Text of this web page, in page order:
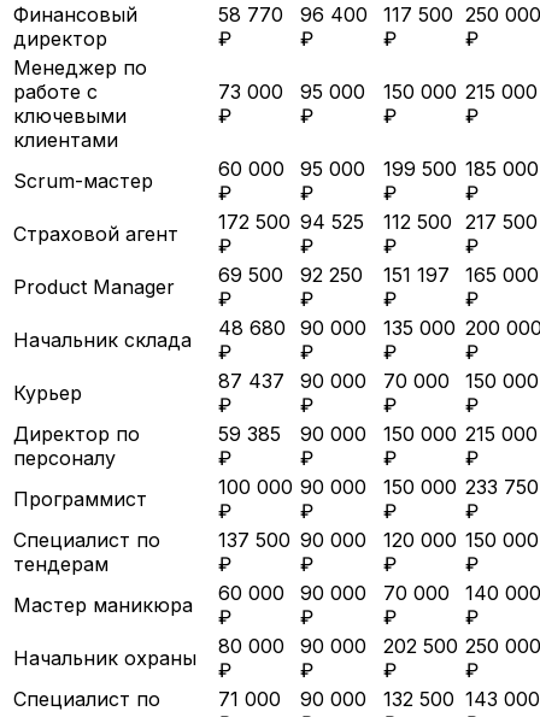
Финансовый
директор
58 770
₽
96 400
₽
117 500
₽
250 000
₽
Менеджер по
работе с
ключевыми
клиентами
73 000
₽
95 000
₽
150 000
₽
215 000
₽
Scrum-мастер
60 000
₽
95 000
₽
199 500
₽
185 000
₽
Страховой агент
172 500
₽
94 525
₽
112 500
₽
217 500
₽
Product Manager
69 500
₽
92 250
₽
151 197
₽
165 000
₽
Начальник склада
48 680
₽
90 000
₽
135 000
₽
200
₽
Курьер
87 437
₽
90 000
₽
70 000
₽
150 000
₽
Директор по
персоналу
59 385
₽
90 000
₽
150 000
₽
215 000
₽
Программист
100 000
₽
90 000
₽
150 000
₽
233 750
₽
Специалист по
тендерам
137 500
₽
90 000
₽
120 000
₽
150 000
₽
Мастер маникюра
60 000
₽
90 000
₽
70 000
₽
140 000
₽
Начальник охраны
80 000
₽
90 000
₽
202 500
₽
250 000
₽
Специалист по
71 000
90 000
132 500 143 000